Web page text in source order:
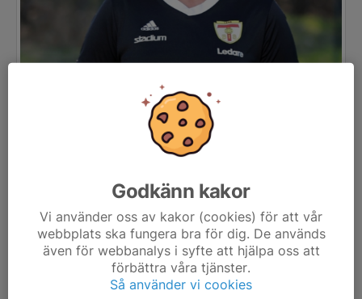
Godkänn kakor
Vi använder oss av kakor (cookies) för att vår
webbplats ska fungera bra för dig. De används
även för webbanalys i syfte att hjälpa oss att
förbättra våra tjänster.
Så använder vi cookies